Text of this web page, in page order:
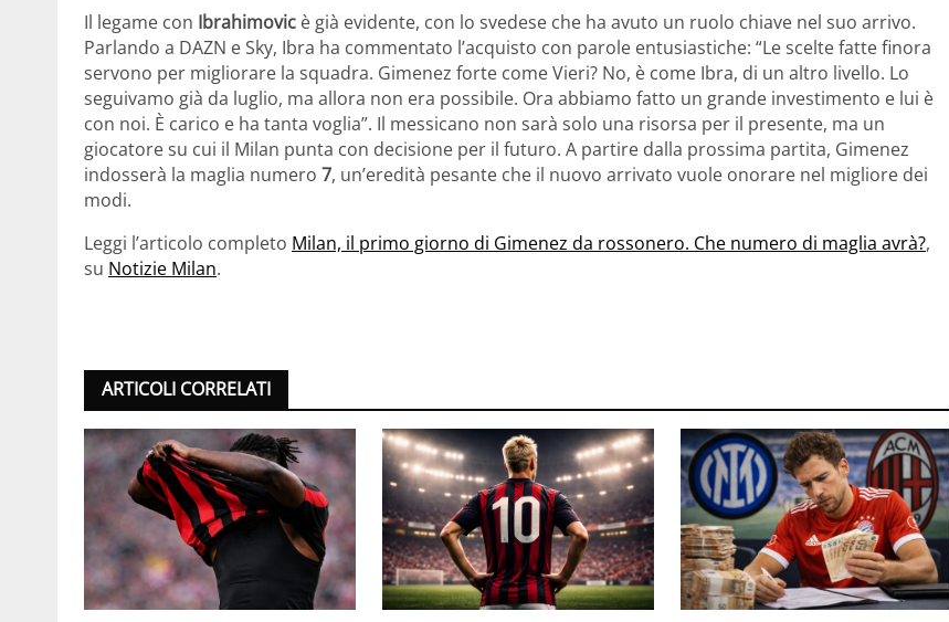
Il legame con Ibrahimovic è già evidente, con lo svedese che ha avuto un ruolo chiave nel suo arrivo.
Parlando a DAZN e Sky, Ibra ha commentato l’acquisto con parole entusiastiche: “Le scelte fatte finora
servono per migliorare la squadra. Gimenez forte come Vieri? No, è come Ibra, di un altro livello. Lo
seguivamo già da luglio, ma allora non era possibile. Ora abbiamo fatto un grande investimento e lui è
con noi. È carico e ha tanta voglia”. Il messicano non sarà solo una risorsa per il presente, ma un
giocatore su cui il Milan punta con decisione per il futuro. A partire dalla prossima partita, Gimenez
indosserà la maglia numero 7, un’eredità pesante che il nuovo arrivato vuole onorare nel migliore dei
modi.
Leggi l’articolo completo Milan, il primo giorno di Gimenez da rossonero. Che numero di maglia avrà?,
su Notizie Milan.
ARTICOLI CORRELATI